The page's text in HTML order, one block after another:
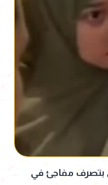
بتصرف مفاجئ في